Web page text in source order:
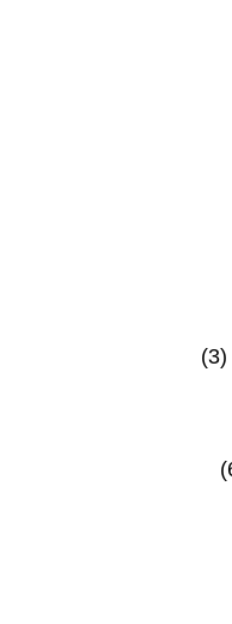
(3)